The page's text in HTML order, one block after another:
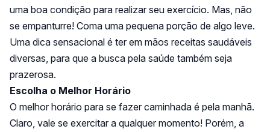
uma boa condição para realizar seu exercício. Mas, não
se empanturre! Coma uma pequena porção de algo leve.
Uma dica sensacional é ter em mãos receitas saudáveis
diversas, para que a busca pela saúde também seja
prazerosa.
Escolha o Melhor Horário
O melhor horário para se fazer caminhada é pela manhã.
Claro, vale se exercitar a qualquer momento! Porém, a